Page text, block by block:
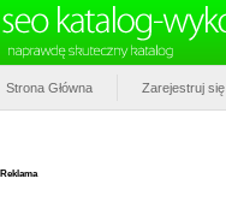
Strona Główna Zarejestruj się
Reklama